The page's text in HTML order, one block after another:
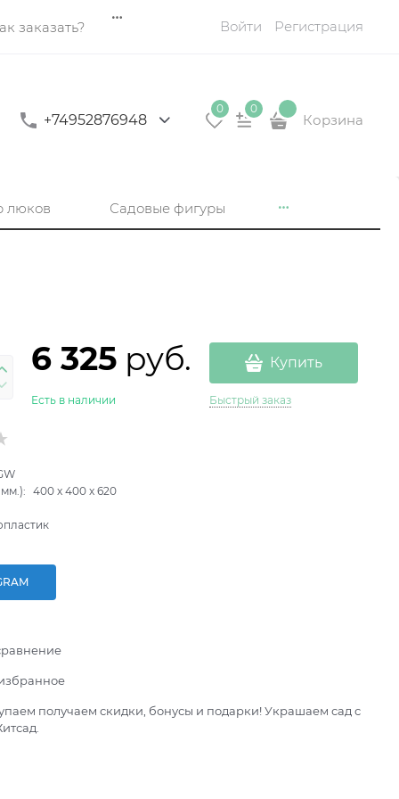
заказать? Войти Регистрация
+74952876948
0 0
Корзина
люков Садовые фигуры
6 325 руб.
Есть в наличии
Купить
Быстрый заказ
400 x400 x620
получаем скидки, бонусы и подарки! Украшаем сад с